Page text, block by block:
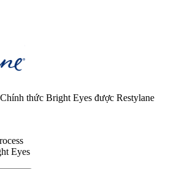
thức Bright Eyes được Restylane
Eyes